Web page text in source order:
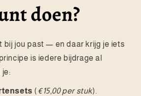
doen?
bij jou past — en daar krijg je iets
is iedere bijdrage al
je:
( €15,00 per stuk).